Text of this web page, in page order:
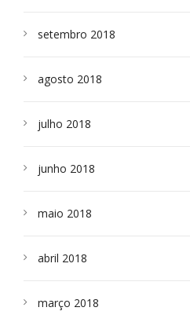
setembro 2018
agosto 2018
julho 2018
junho 2018
maio 2018
abril 2018
março 2018